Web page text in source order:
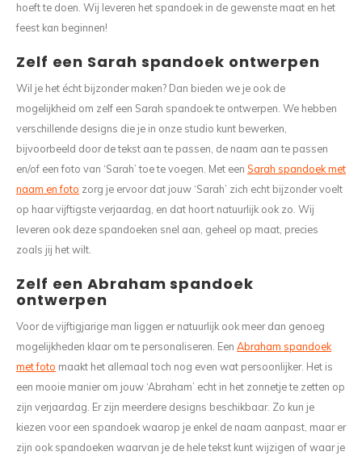
hoeft te doen. Wij leveren het spandoek in de gewenste maat en het
feest kan beginnen!
Zelf een Sarah spandoek ontwerpen
Wil je het écht bijzonder maken? Dan bieden we je ook de
mogelijkheid om zelf een Sarah spandoek te ontwerpen. We hebben
verschillende designs die je in onze studio kunt bewerken,
bijvoorbeeld door de tekst aan te passen, de naam aan te passen
en/of een foto van ‘Sarah’ toe te voegen. Met een Sarah spandoek met
naam en foto zorg je ervoor dat jouw ‘Sarah’ zich echt bijzonder voelt
op haar vijftigste verjaardag, en dat hoort natuurlijk ook zo. Wij
leveren ook deze spandoeken snel aan, geheel op maat, precies
zoals jij het wilt.
Zelf een Abraham spandoek
ontwerpen
Voor de vijftigjarige man liggen er natuurlijk ook meer dan genoeg
mogelijkheden klaar om te personaliseren. Een Abraham spandoek
met foto maakt het allemaal toch nog even wat persoonlijker. Het is
een mooie manier om jouw ‘Abraham’ echt in het zonnetje te zetten op
zijn verjaardag. Er zijn meerdere designs beschikbaar. Zo kun je
kiezen voor een spandoek waarop je enkel de naam aanpast, maar er
zijn ook spandoeken waarvan je de hele tekst kunt wijzigen of waar je